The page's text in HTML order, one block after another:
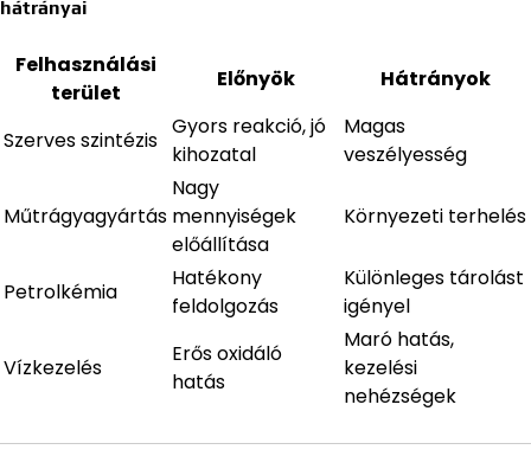
hátrányai
Felhasználási
terület
Előnyök Hátrányok
Szerves szintézis
Gyors reakció, jó
kihozatal
Magas
veszélyesség
Műtrágyagyártás
Nagy
mennyiségek
előállítása
Környezeti terhelés
Petrolkémia
Hatékony
feldolgozás
Különleges tárolást
igényel
Vízkezelés
Erős oxidáló
hatás
Maró hatás,
kezelési
nehézségek